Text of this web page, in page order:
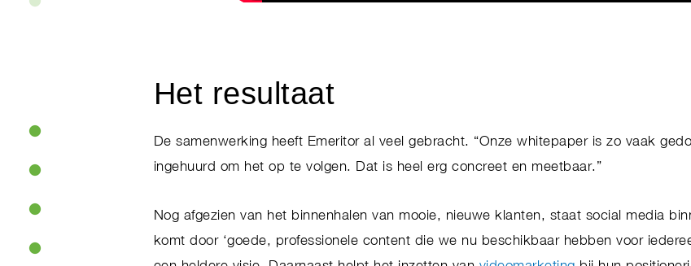
Het resultaat
De samenwerking heeft Emeritor al veel gebracht. “Onze whitepaper is zo vaak
ingehuurd om het op te volgen. Dat is heel erg concreet en meetbaar.”
Nog afgezien van het binnenhalen van mooie, nieuwe klanten, staat social media
komt door ‘goede, professionele content die we nu beschikbaar hebben voor